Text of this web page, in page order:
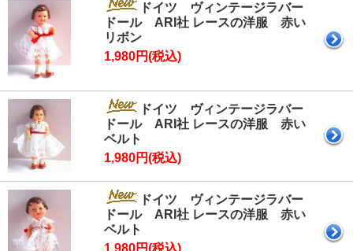
ドイツ ヴィンテージラバー
ドール ARI社 レースの洋服 赤い
リボン
1,980円(税込)
ドイツ ヴィンテージラバー
ドール ARI社 レースの洋服 赤い
ベルト
1,980円(税込)
ドイツ ヴィンテージラバー
ドール ARI社 レースの洋服 赤い
ベルト